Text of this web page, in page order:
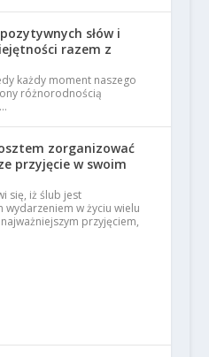
słów i
razem z
każdy moment naszego
różnorodnością
zorganizować
przyjęcie w swoim
się, iż ślub jest
wydarzeniem w życiu wielu
przyjęciem,